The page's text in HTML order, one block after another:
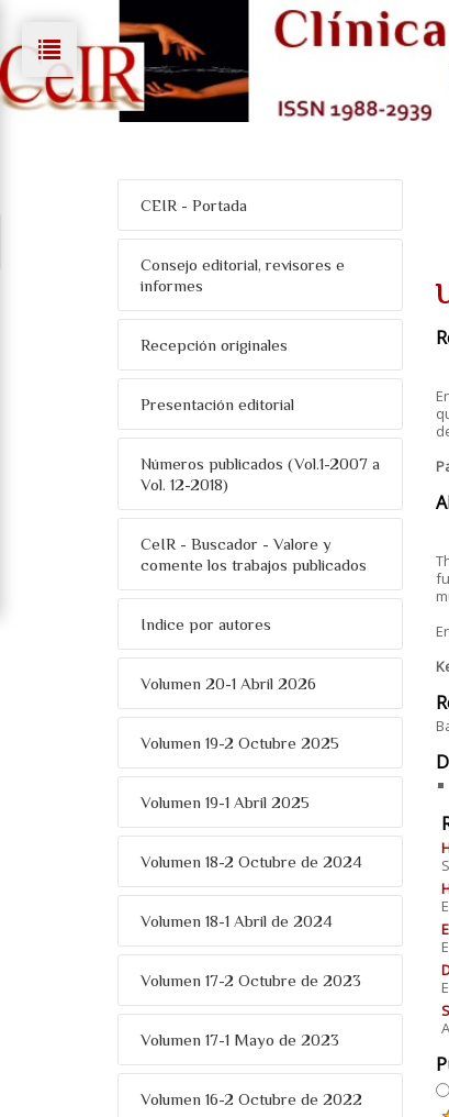
CEIR - Portada
Consejo editorial, revisores e
informes
Recepción originales
Presentación editorial
Números publicados (Vol.1-2007 a
Vol. 12-2018)
CeIR - Buscador - Valore y
comente los trabajos publicados
Indice por autores
Volumen 20-1 Abril 2026
Volumen 19-2 Octubre 2025
Volumen 19-1 Abril 2025
Volumen 18-2 Octubre de 2024
Volumen 18-1 Abril de 2024
Volumen 17-2 Octubre de 2023
Volumen 17-1 Mayo de 2023
Volumen 16-2 Octubre de 2022